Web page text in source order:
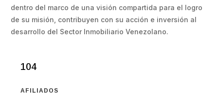
dentro del marco de una visión compartida para el logro
de su misión, contribuyen con su acción e inversión al
desarrollo del Sector Inmobiliario Venezolano.
104
AFILIADOS